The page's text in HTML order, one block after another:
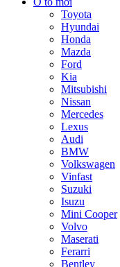
Toyota
Hyundai
Honda
Mazda
Ford
Kia
Mitsubishi
Nissan
Mercedes
Lexus
Audi
BMW
Volkswagen
Vinfast
Suzuki
Isuzu
Mini Cooper
Volvo
Maserati
Ferarri
Bentley